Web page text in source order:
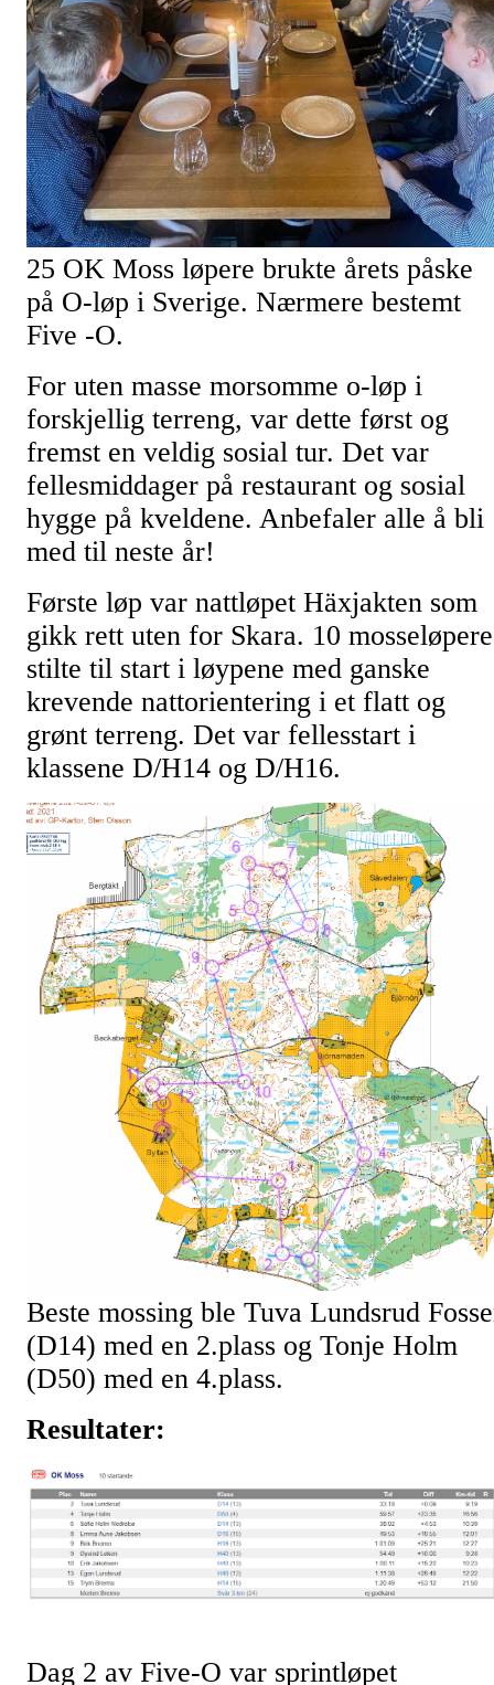
25 OK Moss løpere brukte årets påske
på O-løp i Sverige. Nærmere bestemt
Five -O.
For uten masse morsomme o-løp i
forskjellig terreng, var dette først og
fremst en veldig sosial tur. Det var
fellesmiddager på restaurant og sosial
hygge på kveldene. Anbefaler alle å bli
med til neste år!
Første løp var nattløpet Häxjakten som
gikk rett uten for Skara. 10 mosseløpere
stilte til start i løypene med ganske
krevende nattorientering i et flatt og
grønt terreng. Det var fellesstart i
klassene D/H14 og D/H16.
Beste mossing ble Tuva Lundsrud
(D14) med en 2.plass og Tonje Holm
(D50) med en 4.plass.
Resultater:
Dag 2 av Five-O var sprintløpet